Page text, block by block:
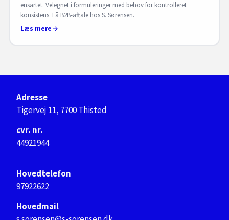
ensartet. Velegnet i formuleringer med behov for kontrolleret
konsistens. Få B2B-aftale hos S. Sørensen.
Læs mere
Adresse
Tigervej 11, 7700 Thisted
cvr. nr.
44921944
Hovedtelefon
97922622
Hovedmail